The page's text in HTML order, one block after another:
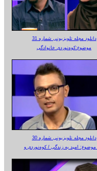
دانلود مجله تلویزیونی شماره 31
موضوع:کوه‌نوردی خانوادگی
دانلود مجله تلویزیونی شماره 30